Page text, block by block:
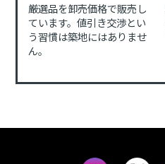
厳選品を卸売価格で販売し
ています。値引き交渉とい
う習慣は築地にはありませ
ん。